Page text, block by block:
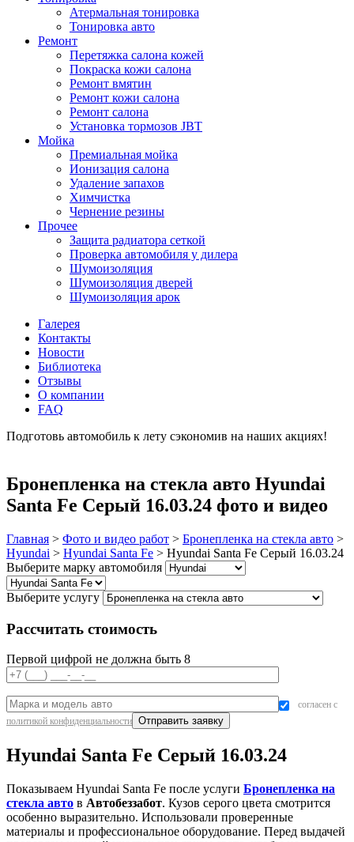
Атермальная тонировка
Тонировка авто
Ремонт
Перетяжка салона кожей
Покраска кожи салона
Ремонт вмятин
Ремонт кожи салона
Ремонт салона
Установка тормозов JBT
Мойка
Премиальная мойка
Ионизация салона
Удаление запахов
Химчистка
Чернение резины
Прочее
Защита радиатора сеткой
Проверка автомобиля у дилера
Шумоизоляция
Шумоизоляция дверей
Шумоизоляция арок
Галерея
Контакты
Новости
Библиотека
Отзывы
О компании
FAQ
Подготовь автомобиль к лету сэкономив на наших акциях!
Бронепленка на стекла авто Hyundai
Santa Fe Серый 16.03.24 фото и видео
Главная > Фото и видео работ > Бронепленка на стекла авто >
Hyundai > Hyundai Santa Fe > Hyundai Santa Fe Серый 16.03.24
Выберите марку автомобиля
Выберите услугу
Рассчитать стоимость
Первой цифрой не должна быть 8
согласен с
политикой конфиденциальности
Hyundai Santa Fe Серый 16.03.24
Показываем Hyundai Santa Fe после услуги Бронепленка на
стекла авто в Автобеззабот. Кузов серого цвета смотрится
особенно выразительно. Использовали проверенные
материалы и профессиональное оборудование. Перед выдачей